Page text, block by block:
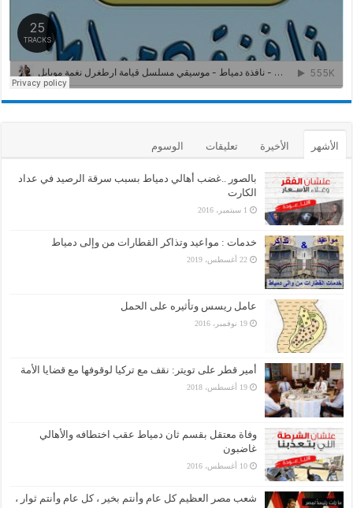
الأشهر الأخيرة تعليقات الوسوم
بالصور ..غضب أهالي دمياط بسبب سرقة الرصيد في عداد
الكارت
1 سبتمبر، 2016
خدمات : مواعيد وتذاكر القطارات من وإلى دمياط
22 أغسطس، 2019
عامل ريسس وتأثيره على الحمل
19 نوفمبر، 2016
أمير قطر على تويتر: نقف مع تركيا لوقوفها مع قضايا الأمة
19 أغسطس، 2018
وفاة معتقل بقسم ثان دمياط عقب اختطافه والأهالي
غاضبون
10 أغسطس، 2016
شعب مصر العظيم كل عام وأنتم بخير ، كل عام وأنتم ثوار ،